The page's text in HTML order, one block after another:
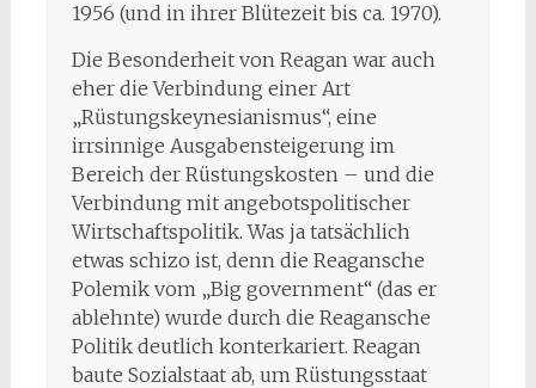
1956 (und in ihrer Blütezeit bis ca. 1970).
Die Besonderheit von Reagan war auch
eher die Verbindung einer Art
„Rüstungskeynesianismus“, eine
irrsinnige Ausgabensteigerung im
Bereich der Rüstungskosten – und die
Verbindung mit angebotspolitischer
Wirtschaftspolitik. Was ja tatsächlich
etwas schizo ist, denn die Reagansche
Polemik vom „Big government“ (das er
ablehnte) wurde durch die Reagansche
Politik deutlich konterkariert. Reagan
baute Sozialstaat ab, um Rüstungsstaat